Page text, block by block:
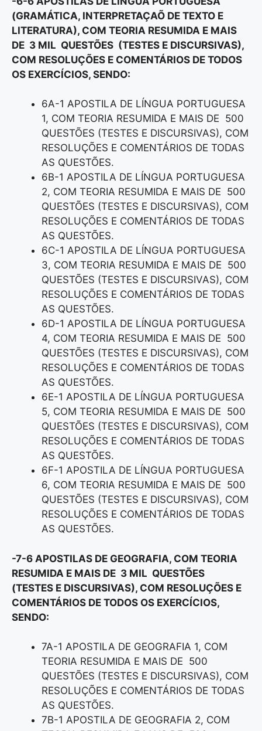
(GRAMÁTICA, INTERPRETAÇAÕ DE TEXTO E
LITERATURA), COM TEORIA RESUMIDA E MAIS
DE 3 MIL QUESTÕES (TESTES E DISCURSIVAS),
COM RESOLUÇÕES E COMENTÁRIOS DE TODOS
OS EXERCÍCIOS, SENDO:
6A-1 APOSTILA DE LÍNGUA PORTUGUESA
1, COM TEORIA RESUMIDA E MAIS DE 500
QUESTÕES (TESTES E DISCURSIVAS), COM
RESOLUÇÕES E COMENTÁRIOS DE TODAS
AS QUESTÕES.
6B-1 APOSTILA DE LÍNGUA PORTUGUESA
2, COM TEORIA RESUMIDA E MAIS DE 500
QUESTÕES (TESTES E DISCURSIVAS), COM
RESOLUÇÕES E COMENTÁRIOS DE TODAS
AS QUESTÕES.
6C-1 APOSTILA DE LÍNGUA PORTUGUESA
3, COM TEORIA RESUMIDA E MAIS DE 500
QUESTÕES (TESTES E DISCURSIVAS), COM
RESOLUÇÕES E COMENTÁRIOS DE TODAS
AS QUESTÕES.
6D-1 APOSTILA DE LÍNGUA PORTUGUESA
4, COM TEORIA RESUMIDA E MAIS DE 500
QUESTÕES (TESTES E DISCURSIVAS), COM
RESOLUÇÕES E COMENTÁRIOS DE TODAS
AS QUESTÕES.
6E-1 APOSTILA DE LÍNGUA PORTUGUESA
5, COM TEORIA RESUMIDA E MAIS DE 500
QUESTÕES (TESTES E DISCURSIVAS), COM
RESOLUÇÕES E COMENTÁRIOS DE TODAS
AS QUESTÕES.
6F-1 APOSTILA DE LÍNGUA PORTUGUESA
6, COM TEORIA RESUMIDA E MAIS DE 500
QUESTÕES (TESTES E DISCURSIVAS), COM
RESOLUÇÕES E COMENTÁRIOS DE TODAS
AS QUESTÕES.
-7-6 APOSTILAS DE GEOGRAFIA, COM TEORIA
RESUMIDA E MAIS DE 3 MIL QUESTÕES
(TESTES E DISCURSIVAS), COM RESOLUÇÕES E
COMENTÁRIOS DE TODOS OS EXERCÍCIOS,
SENDO:
7A-1 APOSTILA DE GEOGRAFIA 1, COM
TEORIA RESUMIDA E MAIS DE 500
QUESTÕES (TESTES E DISCURSIVAS), COM
RESOLUÇÕES E COMENTÁRIOS DE TODAS
AS QUESTÕES.
7B-1 APOSTILA DE GEOGRAFIA 2, COM